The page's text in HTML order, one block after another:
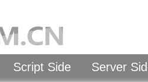
Script Side Server